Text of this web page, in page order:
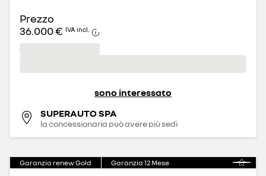
Prezzo
36.000 € IVA incl.
sono interessato
SUPERAUTO SPA
la concessionaria può avere più sedi
Garanzia renew Gold Garanzia 12Mese